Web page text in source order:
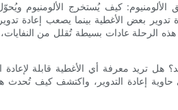
كيف يُستخرج الألومنيوم
تدوير بعض الأغطية بينما يصعب إعادة
الرحلة عادات بسيطة تُقلل من
تريد معرفة أي الأغطية قابلة لإعادة
إعادة التدوير، واكتشف كيف تُحدث